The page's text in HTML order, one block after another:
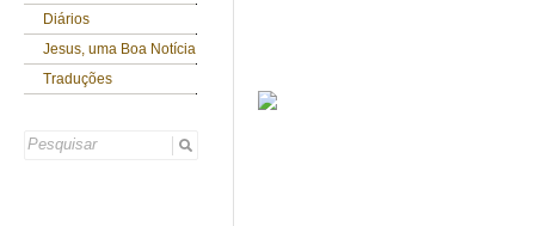
Diários
Jesus, uma Boa Notícia
Traduções